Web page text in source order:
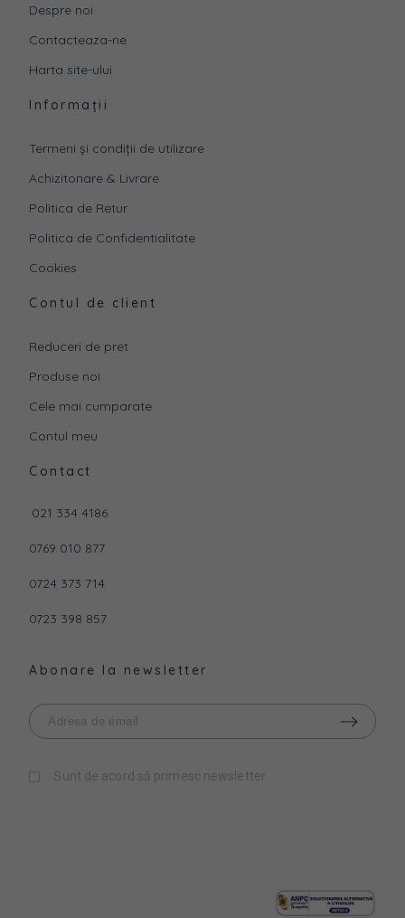
Despre noi
Contacteaza-ne
Harta site-ului
Informații
Termeni și condiții de utilizare
Achizitonare & Livrare
Politica de Retur
Politica de Confidentialitate
Cookies
Contul de client
Reduceri de pret
Produse noi
Cele mai cumparate
Contul meu
Contact
021 334 4186
0769 010 877
0724 373 714
0723 398 857
Abonare la newsletter
Sunt de acord să primesc newsletter.